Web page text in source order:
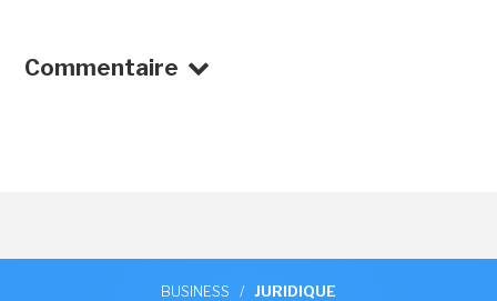
Commentaire
BUSINESS / JURIDIQUE